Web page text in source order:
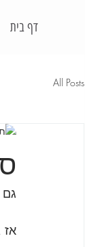
דף בית
All Posts
גם
אז